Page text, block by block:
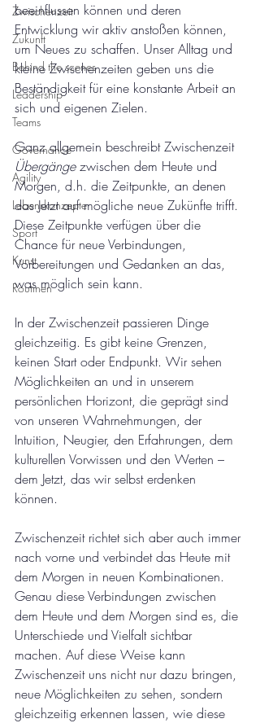
Zwischenzeit
Zukunft
Behind the scenes
Leadership
Teams
Governance
Agility
Lebenskonzepte
Sport
Kunst
Routinen
beeinflussen können und deren
Entwicklung wir aktiv anstoßen können,
um Neues zu schaffen. Unser Alltag und
kleine Zwischenzeiten geben uns die
Beständigkeit für eine konstante Arbeit an
sich und eigenen Zielen.
Ganz allgemein beschreibt Zwischenzeit
Übergänge zwischen dem Heute und
Morgen, d.h. die Zeitpunkte, an denen
das Jetzt auf mögliche neue Zukünfte trifft.
Diese Zeitpunkte verfügen über die
Chance für neue Verbindungen,
Vorbereitungen und Gedanken an das,
was möglich sein kann.
In der Zwischenzeit passieren Dinge
gleichzeitig. Es gibt keine Grenzen,
keinen Start oder Endpunkt. Wir sehen
Möglichkeiten an und in unserem
persönlichen Horizont, die geprägt sind
von unseren Wahrnehmungen, der
Intuition, Neugier, den Erfahrungen, dem
kulturellen Vorwissen und den Werten –
dem Jetzt, das wir selbst erdenken
können.
Zwischenzeit richtet sich aber auch immer
nach vorne und verbindet das Heute mit
dem Morgen in neuen Kombinationen.
Genau diese Verbindungen zwischen
dem Heute und dem Morgen sind es, die
Unterschiede und Vielfalt sichtbar
machen. Auf diese Weise kann
Zwischenzeit uns nicht nur dazu bringen,
neue Möglichkeiten zu sehen, sondern
gleichzeitig erkennen lassen, wie diese